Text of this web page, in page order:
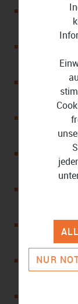
Lizenz für
Geeignet
Lässt sich
Paare und
Läuft auf
iOS-
Enthält den
für das
Unterstützt
Berechnet
Übernimmt
Prüft die
NUR